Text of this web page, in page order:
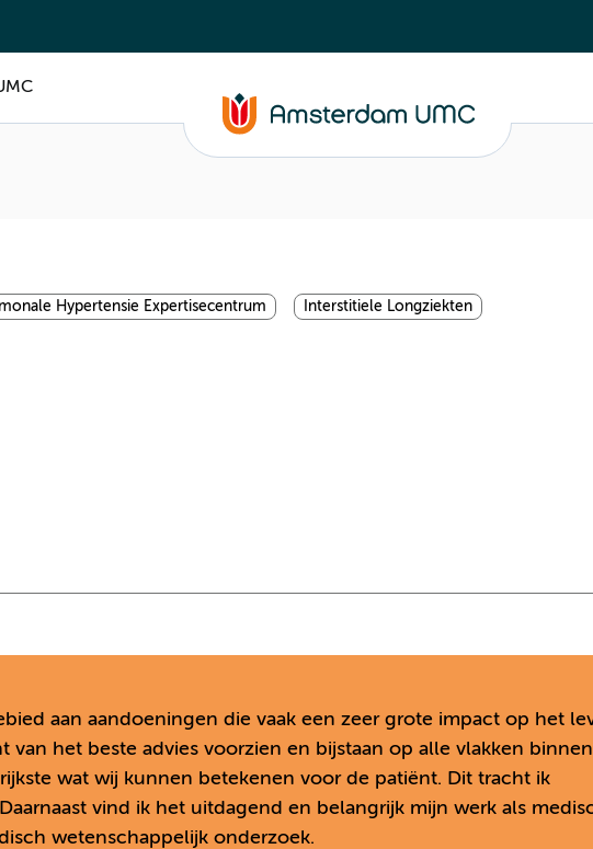
Hypertensie Expertisecentrum Interstitiele Longziekten
aan aandoeningen die vaak een zeer grote impact op het
van het beste advies voorzien en bijstaan op alle vlakken
wat wij kunnen betekenen voor de patiënt. Dit tracht ik
vind ik het uitdagend en belangrijk mijn werk als
wetenschappelijk onderzoek.